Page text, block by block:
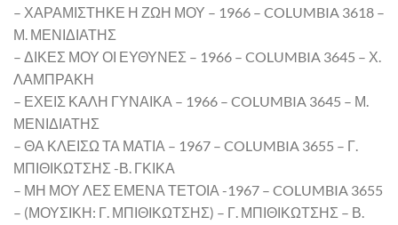
– ΧΑΡΑΜΙΣΤΗΚΕ Η ΖΩΗ ΜΟΥ – 1966 – COLUMBIA 3618 –
Μ. ΜΕΝΙΔΙΑΤΗΣ
– ΔΙΚΕΣ ΜΟΥ ΟΙ ΕΥΘΥΝΕΣ – 1966 – COLUMBIA 3645 – Χ.
ΛΑΜΠΡΑΚΗ
– ΕΧΕΙΣ ΚΑΛΗ ΓΥΝΑΙΚΑ – 1966 – COLUMBIA 3645 – Μ.
ΜΕΝΙΔΙΑΤΗΣ
– ΘΑ ΚΛΕΙΣΩ ΤΑ ΜΑΤΙΑ – 1967 – COLUMBIA 3655 – Γ.
ΜΠΙΘΙΚΩΤΣΗΣ -Β. ΓΚΙΚΑ
– ΜΗ ΜΟΥ ΛΕΣ ΕΜΕΝΑ ΤΕΤΟΙΑ -1967 – COLUMBIA 3655
– (ΜΟΥΣΙΚΗ: Γ. ΜΠΙΘΙΚΩΤΣΗΣ) – Γ. ΜΠΙΘΙΚΩΤΣΗΣ – Β.